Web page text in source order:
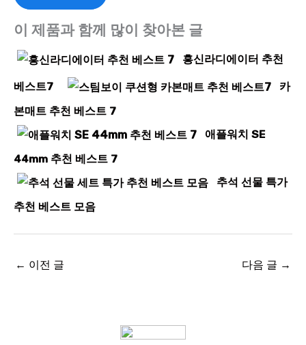
이 제품과 함께 많이 찾아본 글
흥신라디에이터 추천
베스트7
카
본매트 추천 베스트 7
애플워치 SE
44mm 추천 베스트 7
추석 선물 특가
추천 베스트 모음
← 이전 글 다음 글 →